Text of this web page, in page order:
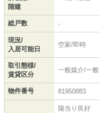
階建
総戸数 -
現況/
入居可能日
空家/即時
取引態様/
賃貸区分
一般媒介/一般
物件番号 81950883
陽当り良好